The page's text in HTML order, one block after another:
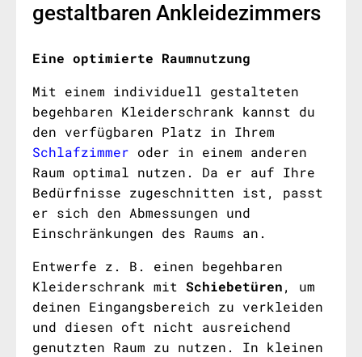
gestaltbaren Ankleidezimmers
Eine optimierte Raumnutzung
Mit einem individuell gestalteten
begehbaren Kleiderschrank kannst du
den verfügbaren Platz in Ihrem
Schlafzimmer oder in einem anderen
Raum optimal nutzen. Da er auf Ihre
Bedürfnisse zugeschnitten ist, passt
er sich den Abmessungen und
Einschränkungen des Raums an.
Entwerfe z. B. einen begehbaren
Kleiderschrank mit Schiebetüren, um
deinen Eingangsbereich zu verkleiden
und diesen oft nicht ausreichend
genutzten Raum zu nutzen. In kleinen